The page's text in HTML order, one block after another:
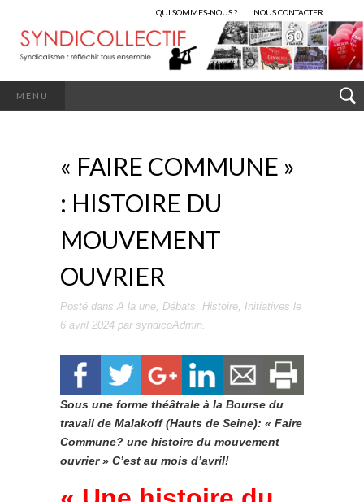
QUI SOMMES-NOUS ? NOUS CONTACTER
MENU
« FAIRE COMMUNE »
: HISTOIRE DU
MOUVEMENT
OUVRIER
Posté dans A la une, Débats, Histoire, Initiatives le
6 avril 2024 par syndicoAdmin.
Sous une forme théâtrale à la Bourse du
travail de Malakoff (Hauts de Seine): « Faire
Commune? une histoire du mouvement
ouvrier » C’est au mois d’avril!